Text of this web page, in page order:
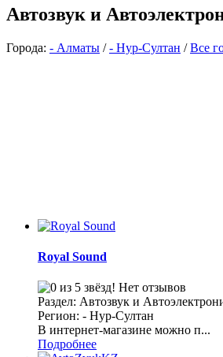
Автозвук и
Города: - Алматы /- Нур-Султан /Все
Royal Sound
Нет отзывов
Раздел: Автозвук и
Регион: - Нур-Султан
В интернет-магазине можно п...
Подробнее